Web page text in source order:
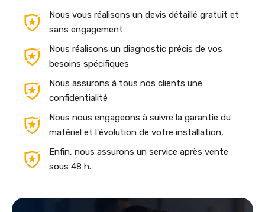
Nous vous réalisons un devis détaillé gratuit et
sans engagement
Nous réalisons un diagnostic précis de vos
besoins spécifiques
Nous assurons à tous nos clients une
confidentialité
Nous nous engageons à suivre la garantie du
matériel et l'évolution de votre installation,
Enfin, nous assurons un service après vente
sous 48 h.